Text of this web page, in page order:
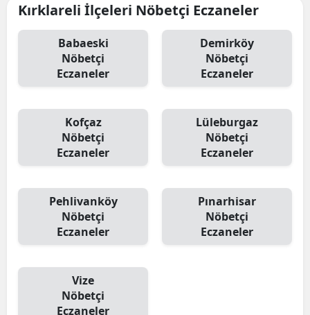
Kırklareli İlçeleri Nöbetçi Eczaneler
Babaeski
Nöbetçi
Eczaneler
Demirköy
Nöbetçi
Eczaneler
Kofçaz
Nöbetçi
Eczaneler
Lüleburgaz
Nöbetçi
Eczaneler
Pehlivanköy
Nöbetçi
Eczaneler
Pınarhisar
Nöbetçi
Eczaneler
Vize
Nöbetçi
Eczaneler